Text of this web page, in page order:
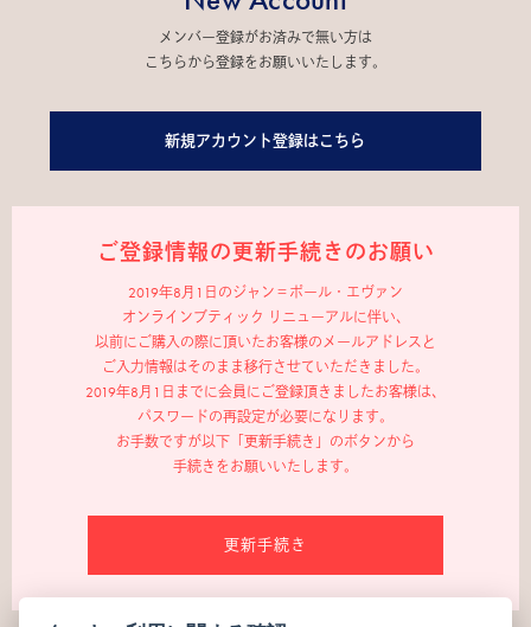
メンバー登録がお済みで無い方は
こちらから登録をお願いいたします。
新規アカウント登録はこちら
ご登録情報の更新手続きのお願い
2019年8月1日のジャン＝ポール・エヴァン
オンラインブティック リニューアルに伴い、
以前にご購入の際に頂いたお客様のメールアドレスと
ご入力情報はそのまま移行させていただきました。
2019年8月1日までに会員にご登録頂きましたお客様は、
パスワードの再設定が必要になります。
お手数ですが以下「更新手続き」のボタンから
手続きをお願いいたします。
更新手続き